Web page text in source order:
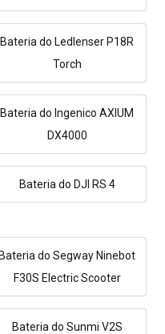
Bateria do Ledlenser P18R
Torch
Bateria do Ingenico AXIUM
DX4000
Bateria do DJI RS 4
Bateria do Segway Ninebot
F30S Electric Scooter
Bateria do Sunmi V2S